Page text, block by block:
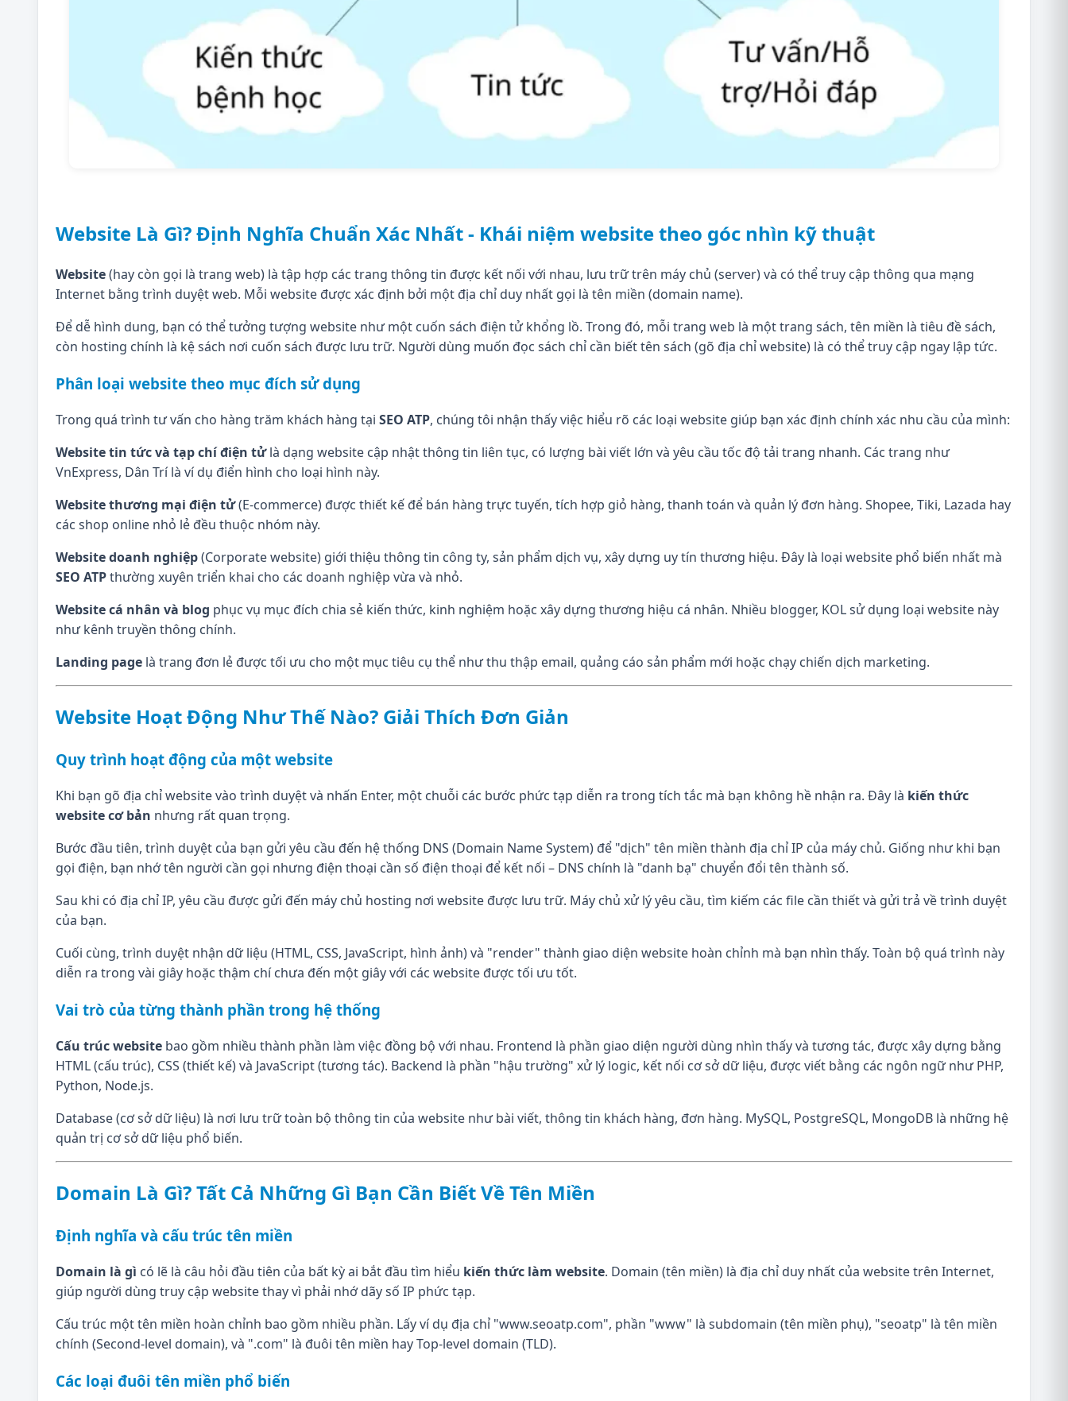
Website Là Gì? Định Nghĩa Chuẩn Xác Nhất - Khái niệm website theo góc nhìn kỹ thuật
Website(hay còn gọi là trang web) là tập hợp các trang thông tin được kết nối với nhau, lưu trữ trên máy chủ (server) và có thể truy cập thông qua mạng
Internet bằng trình duyệt web. Mỗi website được xác định bởi một địa chỉ duy nhất gọi là tên miền (domain name).
Để dễ hình dung, bạn có thể tưởng tượng website như một cuốn sách điện tử khổng lồ. Trong đó, mỗi trang web là một trang sách, tên miền là tiêu đề sách,
còn hosting chính là kệ sách nơi cuốn sách được lưu trữ. Người dùng muốn đọc sách chỉ cần biết tên sách (gõ địa chỉ website) là có thể truy cập ngay lập tức.
Phân loại website theo mục đích sử dụng
Trong quá trình tư vấn cho hàng trăm khách hàng tại SEO ATP, chúng tôi nhận thấy việc hiểu rõ các loại website giúp bạn xác định chính xác nhu cầu của mình:
Website tin tức và tạp chí điện tửlà dạng website cập nhật thông tin liên tục, có lượng bài viết lớn và yêu cầu tốc độ tải trang nhanh. Các trang như
VnExpress, Dân Trí là ví dụ điển hình cho loại hình này.
Website thương mại điện tử(E-commerce) được thiết kế để bán hàng trực tuyến, tích hợp giỏ hàng, thanh toán và quản lý đơn hàng. Shopee, Tiki, Lazada hay
các shop online nhỏ lẻ đều thuộc nhóm này.
Website doanh nghiệp(Corporate website) giới thiệu thông tin công ty, sản phẩm dịch vụ, xây dựng uy tín thương hiệu. Đây là loại website phổ biến nhất mà
SEO ATPthường xuyên triển khai cho các doanh nghiệp vừa và nhỏ.
Website cá nhân và blog phục vụ mục đích chia sẻ kiến thức, kinh nghiệm hoặc xây dựng thương hiệu cá nhân. Nhiều blogger, KOL sử dụng loại website này
như kênh truyền thông chính.
Landing page là trang đơn lẻ được tối ưu cho một mục tiêu cụ thể như thu thập email, quảng cáo sản phẩm mới hoặc chạy chiến dịch marketing.
Website Hoạt Động Như Thế Nào? Giải Thích Đơn Giản
Quy trình hoạt động của một website
Khi bạn gõ địa chỉ website vào trình duyệt và nhấn Enter, một chuỗi các bước phức tạp diễn ra trong tích tắc mà bạn không hề nhận ra. Đây là kiến thức
website cơ bản nhưng rất quan trọng.
Bước đầu tiên, trình duyệt của bạn gửi yêu cầu đến hệ thống DNS (Domain Name System) để "dịch" tên miền thành địa chỉ IP của máy chủ. Giống như khi bạn
gọi điện, bạn nhớ tên người cần gọi nhưng điện thoại cần số điện thoại để kết nối – DNS chính là "danh bạ" chuyển đổi tên thành số.
Sau khi có địa chỉ IP, yêu cầu được gửi đến máy chủ hosting nơi website được lưu trữ. Máy chủ xử lý yêu cầu, tìm kiếm các file cần thiết và gửi trả về trình duyệt
của bạn.
Cuối cùng, trình duyệt nhận dữ liệu (HTML, CSS, JavaScript, hình ảnh) và "render" thành giao diện website hoàn chỉnh mà bạn nhìn thấy. Toàn bộ quá trình này
diễn ra trong vài giây hoặc thậm chí chưa đến một giây với các website được tối ưu tốt.
Vai trò của từng thành phần trong hệ thống
Cấu trúc website bao gồm nhiều thành phần làm việc đồng bộ với nhau. Frontend là phần giao diện người dùng nhìn thấy và tương tác, được xây dựng bằng
HTML (cấu trúc), CSS (thiết kế) và JavaScript (tương tác). Backend là phần "hậu trường" xử lý logic, kết nối cơ sở dữ liệu, được viết bằng các ngôn ngữ như PHP,
Python, Node.js.
Database (cơ sở dữ liệu) là nơi lưu trữ toàn bộ thông tin của website như bài viết, thông tin khách hàng, đơn hàng. MySQL, PostgreSQL, MongoDB là những hệ
quản trị cơ sở dữ liệu phổ biến.
Domain Là Gì? Tất Cả Những Gì Bạn Cần Biết Về Tên Miền
Định nghĩa và cấu trúc tên miền
Domain là gì có lẽ là câu hỏi đầu tiên của bất kỳ ai bắt đầu tìm hiểu kiến thức làm website. Domain (tên miền) là địa chỉ duy nhất của website trên Internet,
giúp người dùng truy cập website thay vì phải nhớ dãy số IP phức tạp.
Cấu trúc một tên miền hoàn chỉnh bao gồm nhiều phần. Lấy ví dụ địa chỉ "www.seoatp.com", phần "www" là subdomain (tên miền phụ), "seoatp" là tên miền
chính (Second-level domain), và ".com" là đuôi tên miền hay Top-level domain (TLD).
Các loại đuôi tên miền phổ biến